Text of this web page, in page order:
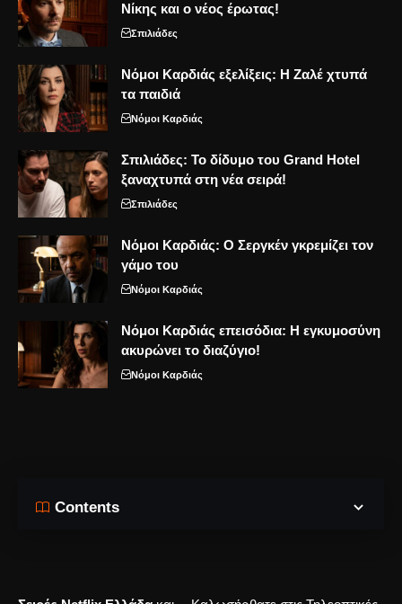
Νίκης και ο νέος έρωτας!
Σπιλιάδες
Νόμοι Καρδιάς εξελίξεις: Η Ζαλέ χτυπά
τα παιδιά
Νόμοι Καρδιάς
Σπιλιάδες: Το δίδυμο του Grand Hotel
ξαναχτυπά στη νέα σειρά!
Σπιλιάδες
Νόμοι Καρδιάς: Ο Σεργκέν γκρεμίζει τον
γάμο του
Νόμοι Καρδιάς
Νόμοι Καρδιάς επεισόδια: Η εγκυμοσύνη
ακυρώνει το διαζύγιο!
Νόμοι Καρδιάς
Contents